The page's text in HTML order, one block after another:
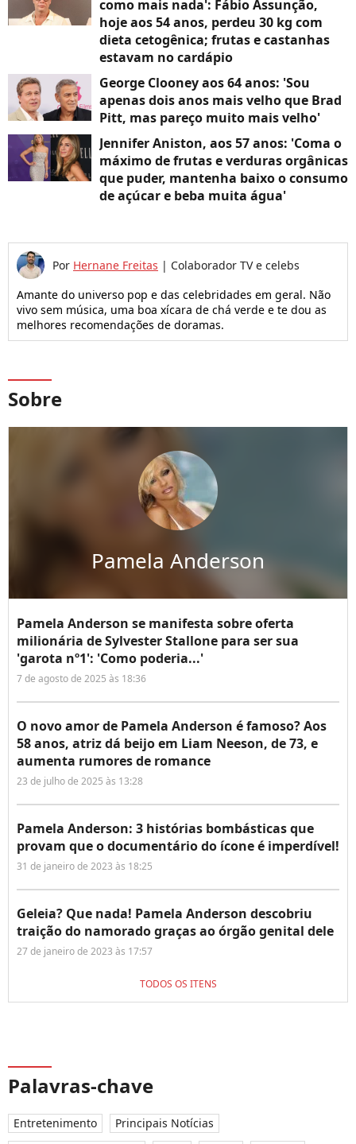
como mais nada': Fábio Assunção,
hoje aos 54 anos, perdeu 30 kg com
dieta cetogênica; frutas e castanhas
estavam no cardápio
George Clooney aos 64 anos: 'Sou
apenas dois anos mais velho que Brad
Pitt, mas pareço muito mais velho'
Jennifer Aniston, aos 57 anos: 'Coma o
máximo de frutas e verduras orgânicas
que puder, mantenha baixo o consumo
de açúcar e beba muita água'
Por Hernane Freitas | Colaborador TV e celebs
Amante do universo pop e das celebridades em geral. Não
vivo sem música, uma boa xícara de chá verde e te dou as
melhores recomendações de doramas.
Sobre
Pamela Anderson
Pamela Anderson se manifesta sobre oferta
milionária de Sylvester Stallone para ser sua
'garota nº1': 'Como poderia...'
7 de agosto de 2025 às 18:36
O novo amor de Pamela Anderson é famoso? Aos
58 anos, atriz dá beijo em Liam Neeson, de 73, e
aumenta rumores de romance
23 de julho de 2025 às 13:28
Pamela Anderson: 3 histórias bombásticas que
provam que o documentário do ícone é imperdível!
31 de janeiro de 2023 às 18:25
Geleia? Que nada! Pamela Anderson descobriu
traição do namorado graças ao órgão genital dele
27 de janeiro de 2023 às 17:57
TODOS OS ITENS
Palavras-chave
Entretenimento
Principais Notícias